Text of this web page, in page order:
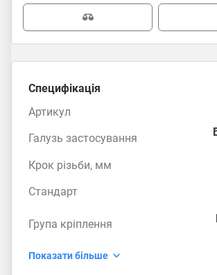
Специфікація
Артикул
Галузь застосування
Крок різьби, мм
Стандарт
Група кріплення
Показати більше